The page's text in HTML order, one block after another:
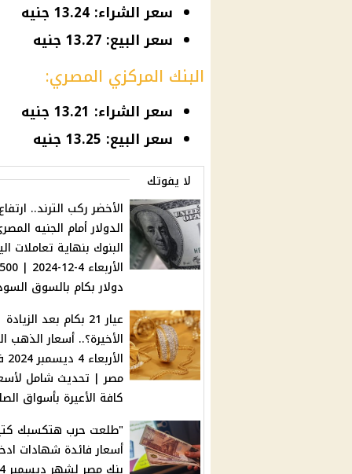
سعر الشراء: 13.24 جنيه
سعر البيع: 13.27 جنيه
البنك المركزي المصري:
سعر الشراء: 13.21 جنيه
سعر البيع: 13.25 جنيه
لا يفوتك
الأخضر ركب الترند..
الدولار أمام الجنيه
البنوك بنهاية تعاملات
الأربعاء 4-12-2024 | 500
دولار بكام بالسوق
عيار 21 بكام بعد الزيادة
الأخيرة؟.. أسعار الذهب
مصر | تحديث شامل
كافة الأعيرة بأسواق
"طلعت حرب هتكسبك
أسعار فائدة شهادات